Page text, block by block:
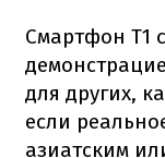
Смартфон T1
для других,
если
азиатским